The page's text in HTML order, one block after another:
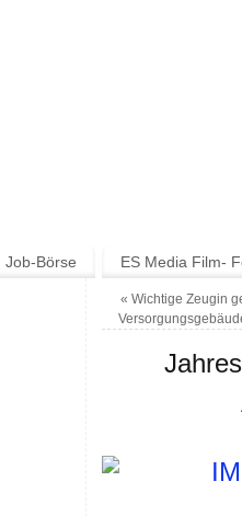
Job-Börse ES Media Film-
« Wichtige Zeugin